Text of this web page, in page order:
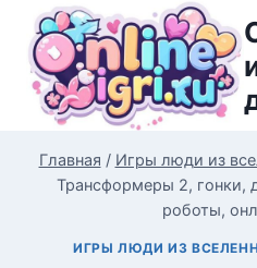
Перейти
содержимому
Главная / Игры люди из
Трансформеры 2, гонки,
роботы,
ИГРЫ ЛЮДИ ИЗ